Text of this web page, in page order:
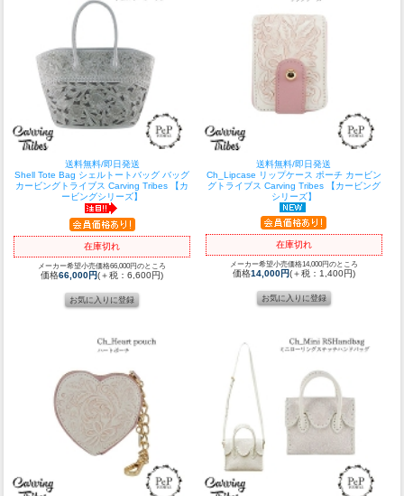
送料無料/即日発送
Shell Tote Bag シェルトートバッグ バッグ
カービングトライブス Carving Tribes 【カ
ービングシリーズ】
在庫切れ
メーカー希望小売価格66,000円のところ
価格66,000円(＋税：6,600円)
送料無料/即日発送
Ch_Lipcase リップケース ポーチ カービン
グトライブス Carving Tribes 【カービング
シリーズ】
在庫切れ
メーカー希望小売価格14,000円のところ
価格14,000円(＋税：1,400円)